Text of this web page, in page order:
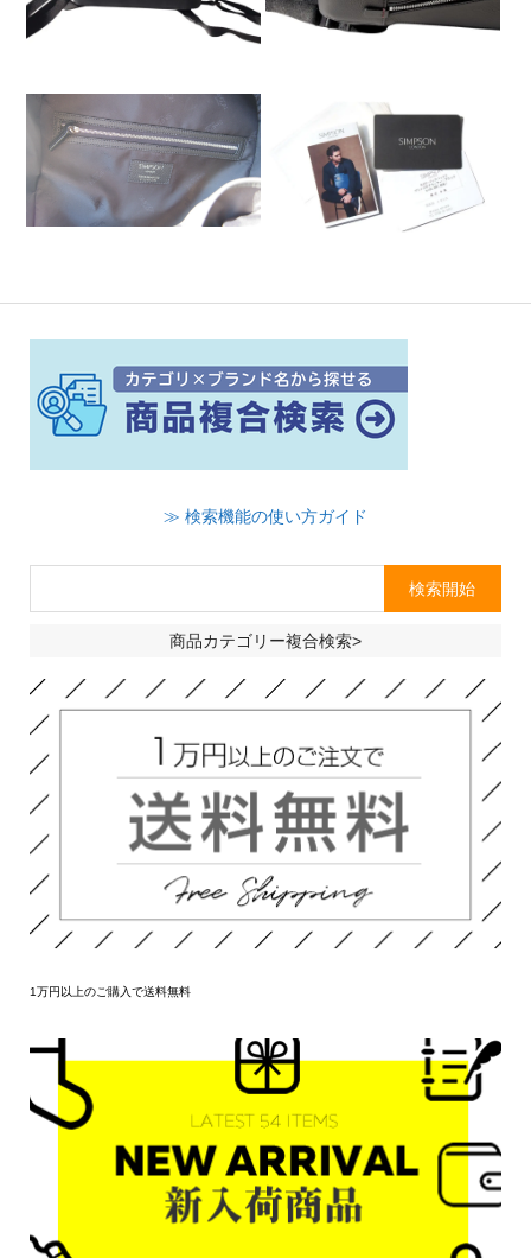
≫ 検索機能の使い方ガイド
商品カテゴリー複合検索>
1万円以上のご購入で送料無料